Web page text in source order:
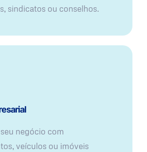
sindicatos ou conselhos.
negócio com
veículos ou imóveis